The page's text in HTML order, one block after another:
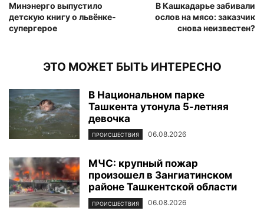
Минэнерго выпустило
детскую книгу о львёнке-
супергерое
В Кашкадарье забивали
ослов на мясо: заказчик
снова неизвестен?
ЭТО МОЖЕТ БЫТЬ ИНТЕРЕСНО
В Национальном парке
Ташкента утонула 5-летняя
девочка
ПРОИСШЕСТВИЯ 06.08.2026
МЧС: крупный пожар
произошел в Зангиатинском
районе Ташкентской области
ПРОИСШЕСТВИЯ 06.08.2026